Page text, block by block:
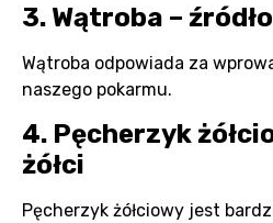
3. Wątroba –
Wątroba odpowiada za
naszego pokarmu.
4. Pęcherzyk
żółci
Pęcherzyk żółciowy jest